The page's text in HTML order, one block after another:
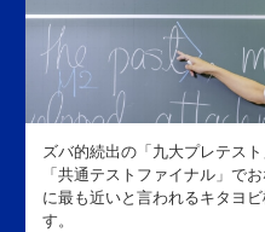
ズバ的続出の「九大プレテス
「共通テストファイナル」で
に最も近いと言われるキタヨ
す。